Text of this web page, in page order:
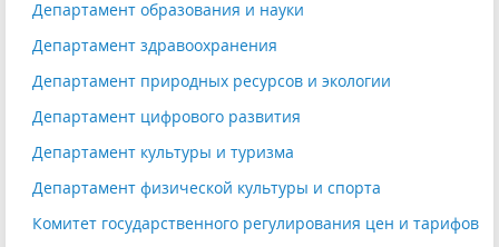
Департамент образования и науки
Департамент здравоохранения
Департамент природных ресурсов и экологии
Департамент цифрового развития
Департамент культуры и туризма
Департамент физической культуры и спорта
Комитет государственного регулирования цен и тарифов